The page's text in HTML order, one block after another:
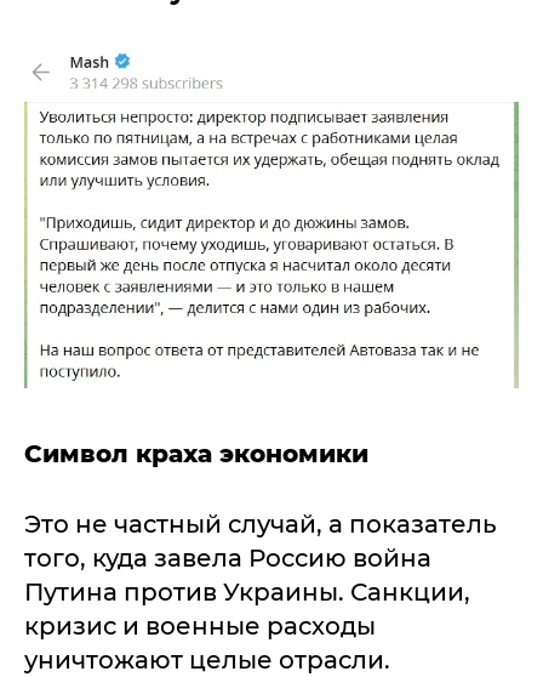
Символ краха экономики
Это не частный случай, а показатель
того, куда завела Россию война
Путина против Украины. Санкции,
кризис и военные расходы
уничтожают целые отрасли.